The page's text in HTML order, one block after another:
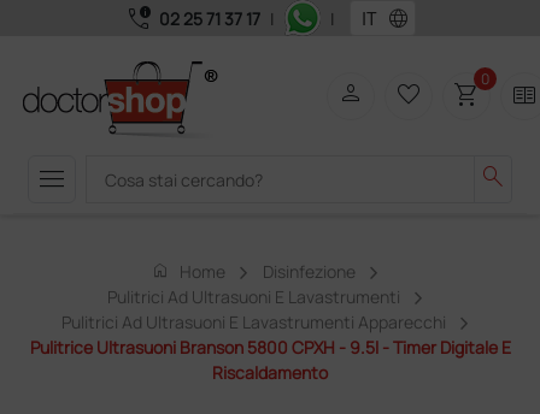
call_quality 02 25 71 37 17 | | language
menu search
person favorite_border shopping_cart0 two_pager
home Home
Disinfezione
Pulitrici Ad Ultrasuoni E Lavastrumenti
Pulitrici Ad Ultrasuoni E Lavastrumenti Apparecchi
Pulitrice Ultrasuoni Branson 5800 CPXH - 9.5l - Timer Digitale E
Riscaldamento